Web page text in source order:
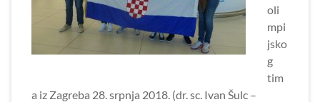
oli
mpi
jsko
g
tim
a iz Zagreba 28. srpnja 2018. (dr. sc. Ivan Šulc –